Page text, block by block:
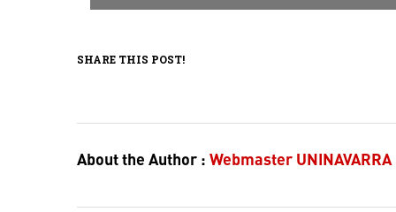
SHARE THIS POST!
About the Author : Webmaster UNINAVARRA